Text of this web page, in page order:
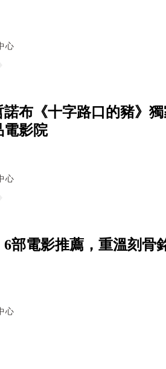
心
諾布《十字路口的豬》
電影院
心
部電影推薦，重溫刻骨
心